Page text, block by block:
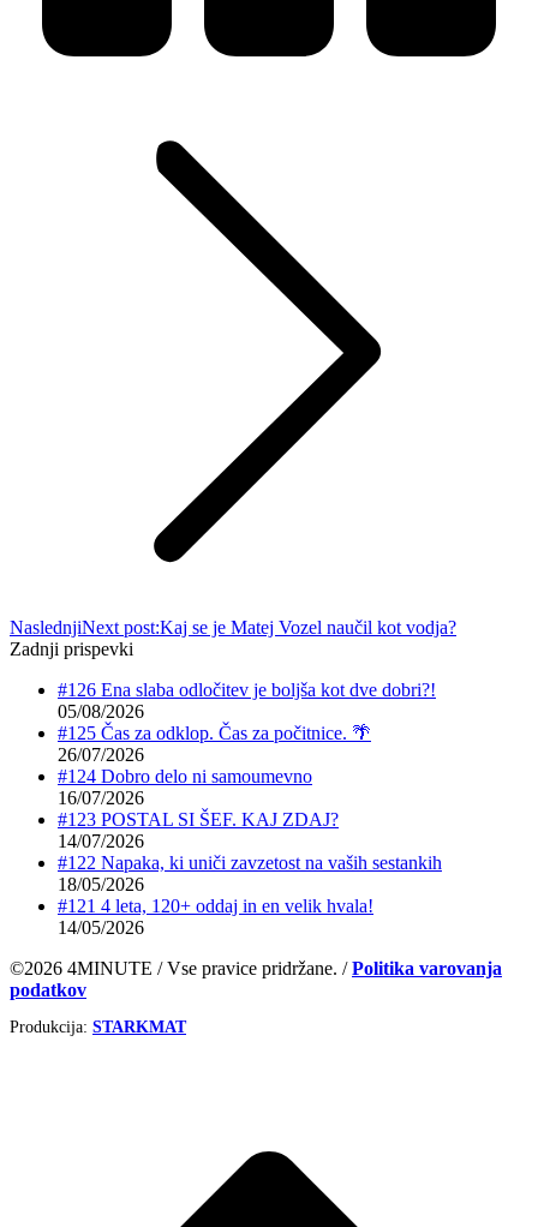
NaslednjiNext post:Kaj se je Matej Vozel naučil kot vodja?
Zadnji prispevki
#126 Ena slaba odločitev je boljša kot dve dobri?!
05/08/2026
#125 Čas za odklop. Čas za počitnice. 🌴
26/07/2026
#124 Dobro delo ni samoumevno
16/07/2026
#123 POSTAL SI ŠEF. KAJ ZDAJ?
14/07/2026
#122 Napaka, ki uniči zavzetost na vaših sestankih
18/05/2026
#121 4 leta, 120+ oddaj in en velik hvala!
14/05/2026
©2026 4MINUTE / Vse pravice pridržane. /Politika varovanja
podatkov
Produkcija: STARKMAT